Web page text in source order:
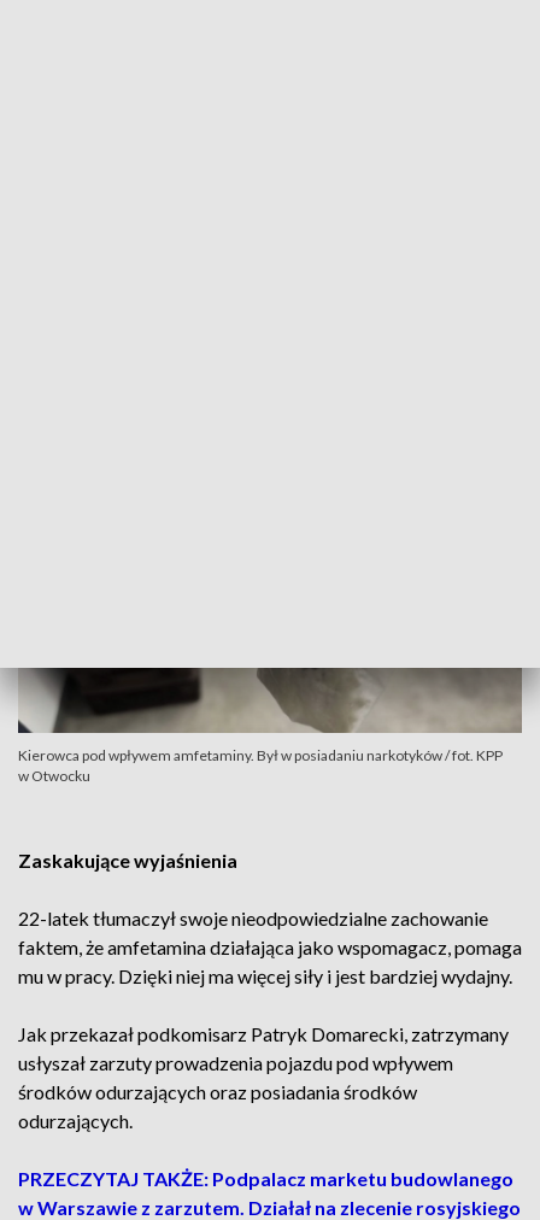
Kierowca pod wpływem amfetaminy. Był w posiadaniu narkotyków / fot. KPP
w Otwocku
Zaskakujące wyjaśnienia
22-latek tłumaczył swoje nieodpowiedzialne zachowanie
faktem, że amfetamina działająca jako wspomagacz, pomaga
mu w pracy. Dzięki niej ma więcej siły i jest bardziej wydajny.
Jak przekazał podkomisarz Patryk Domarecki, zatrzymany
usłyszał zarzuty prowadzenia pojazdu pod wpływem
środków odurzających oraz posiadania środków
odurzających.
PRZECZYTAJ TAKŻE: Podpalacz marketu budowlanego
w Warszawie z zarzutem. Działał na zlecenie rosyjskiego